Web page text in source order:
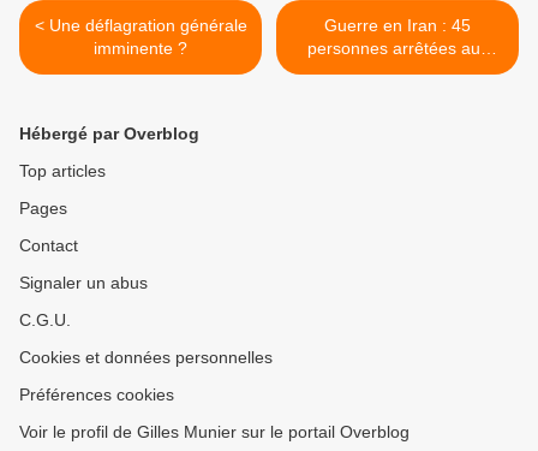
< Une déflagration générale
imminente ?
Guerre en Iran : 45
personnes arrêtées aux
Emirats arabes unis pour
Hébergé par Overblog
Top articles
Pages
Contact
Signaler un abus
C.G.U.
Cookies et données personnelles
Préférences cookies
Voir le profil de Gilles Munier sur le portail Overblog